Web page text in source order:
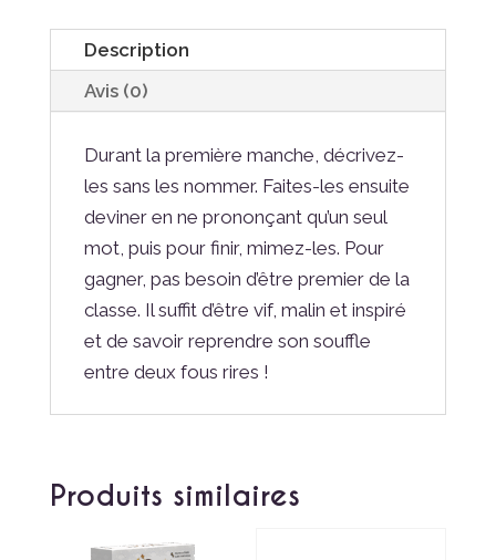
Description
Avis (0)
Durant la première manche, décrivez-
les sans les nommer. Faites-les ensuite
deviner en ne prononçant qu’un seul
mot, puis pour finir, mimez-les. Pour
gagner, pas besoin d’être premier de la
classe. Il suffit d’être vif, malin et inspiré
et de savoir reprendre son souffle
entre deux fous rires !
Produits similaires